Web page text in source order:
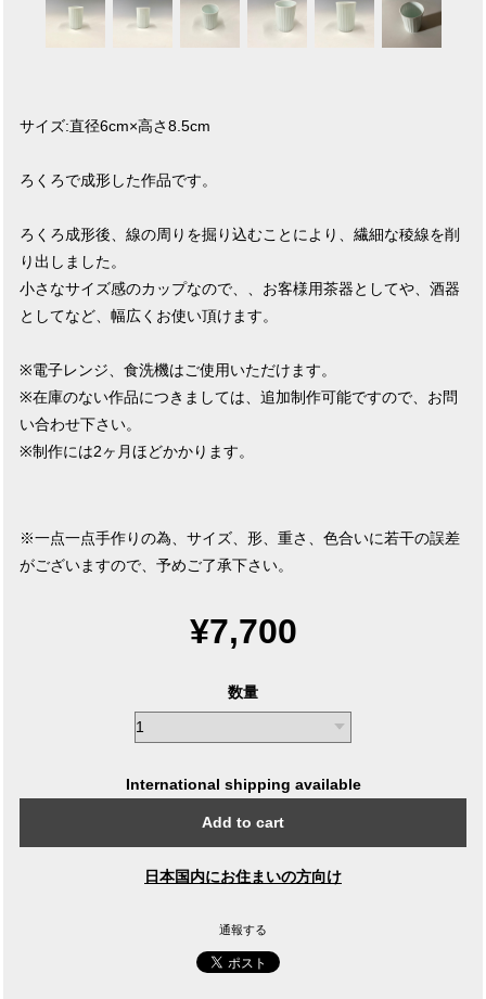
サイズ:直径6cm×高さ8.5cm
ろくろで成形した作品です。
ろくろ成形後、線の周りを掘り込むことにより、繊細な稜線を削
り出しました。
小さなサイズ感のカップなので、、お客様用茶器としてや、酒器
としてなど、幅広くお使い頂けます。
※電子レンジ、食洗機はご使用いただけます。
※在庫のない作品につきましては、追加制作可能ですので、お問
い合わせ下さい。
※制作には2ヶ月ほどかかります。
※一点一点手作りの為、サイズ、形、重さ、色合いに若干の誤差
がございますので、予めご了承下さい。
¥7,700
数量
International shipping available
Add to cart
日本国内にお住まいの方向け
通報する